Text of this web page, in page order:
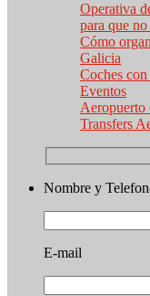
Operativa
para que
Cómo
Galicia
Coches
Eventos
Aeropuerto
Transfers
Nombre y
E-mail